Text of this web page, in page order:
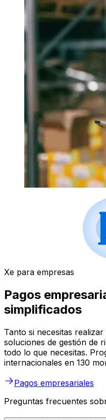
Xe para empresas
Pagos
simplificados
Tanto si necesitas
soluciones de gestión de
todo lo que necesitas.
internacionales en 130
Pagos empresariales
Preguntas frecuentes